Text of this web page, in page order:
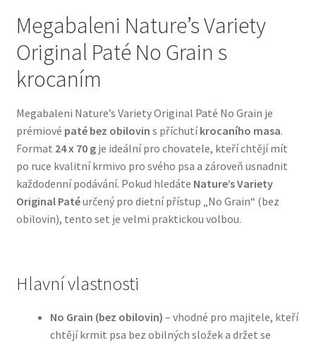
Boudy a výběhy
Bozita pro psy — Švédské krmivo s nordickou kvalitou
Brit pro psy
Granule pro psy
Natural Trainer pro psy — Italské krmivo s
přírodními složkami
Hill’s pro psy
Hračky pro psy
Megabaleni Nature’s Variety
Original Paté No Grain s
krocaním
Megabaleni Nature’s Variety Original Paté No Grain je
prémiové paté bez obilovin s příchutíkrocaního masa.
Format 24 x 70 gje ideální pro chovatele, kteří chtějí mít
po ruce kvalitní krmivo pro svého psa a zároveň usnadnit
každodenní podávání. Pokud hledáte Nature’s Variety
Original Patéurčený pro dietní přístup „No Grain“ (bez
obilovin), tento set je velmi praktickou volbou.
Hlavní vlastnosti
No Grain (bez obilovin) – vhodné pro majitele, kteří
chtějí krmit psa bez obilných složek a držet se